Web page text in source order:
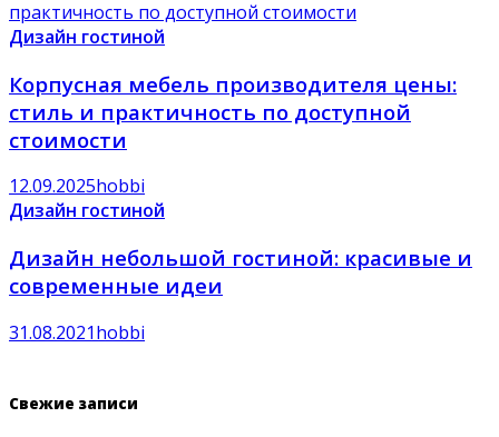
Дизайн гостиной
Корпусная мебель производителя цены:
стиль и практичность по доступной
стоимости
12.09.2025hobbi
Дизайн гостиной
Дизайн небольшой гостиной: красивые и
современные идеи
31.08.2021hobbi
Свежие записи